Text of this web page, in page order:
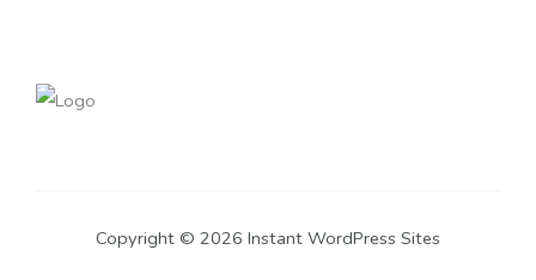
Copyright © 2026 Instant WordPress Sites